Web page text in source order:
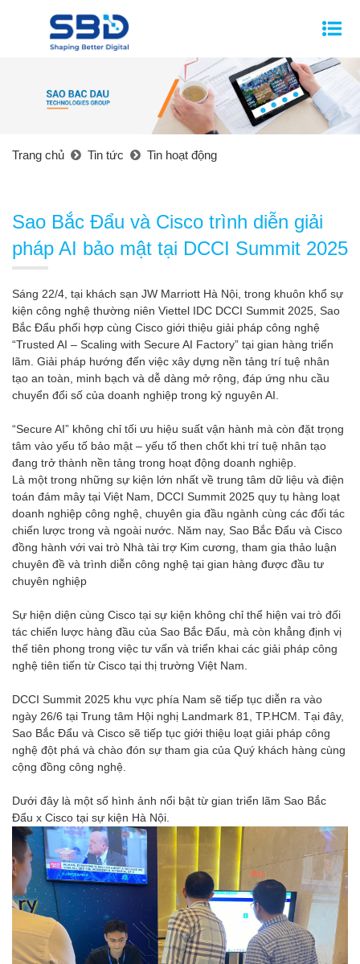
Trang chủ Tin tức Tin hoạt động
Sao Bắc Đẩu và Cisco trình diễn giải
pháp AI bảo mật tại DCCI Summit 2025
Sáng 22/4, tại khách sạn JW Marriott Hà Nội, trong khuôn khổ sự
kiện công nghệ thường niên Viettel IDC DCCI Summit 2025, Sao
Bắc Đẩu phối hợp cùng Cisco giới thiệu giải pháp công nghệ
“Trusted AI – Scaling with Secure AI Factory” tại gian hàng triển
lãm. Giải pháp hướng đến việc xây dựng nền tảng trí tuệ nhân
tạo an toàn, minh bạch và dễ dàng mở rộng, đáp ứng nhu cầu
chuyển đổi số của doanh nghiệp trong kỷ nguyên AI.
“Secure AI” không chỉ tối ưu hiệu suất vận hành mà còn đặt trọng
tâm vào yếu tố bảo mật – yếu tố then chốt khi trí tuệ nhân tạo
đang trở thành nền tảng trong hoạt động doanh nghiệp.
Là một trong những sự kiện lớn nhất về trung tâm dữ liệu và điện
toán đám mây tại Việt Nam, DCCI Summit 2025 quy tụ hàng loạt
doanh nghiệp công nghệ, chuyên gia đầu ngành cùng các đối tác
chiến lược trong và ngoài nước. Năm nay, Sao Bắc Đẩu và Cisco
đồng hành với vai trò Nhà tài trợ Kim cương, tham gia thảo luận
chuyên đề và trình diễn công nghệ tại gian hàng được đầu tư
chuyên nghiệp
Sự hiện diện cùng Cisco tại sự kiện không chỉ thể hiện vai trò đối
tác chiến lược hàng đầu của Sao Bắc Đẩu, mà còn khẳng định vị
thế tiên phong trong việc tư vấn và triển khai các giải pháp công
nghệ tiên tiến từ Cisco tại thị trường Việt Nam.
DCCI Summit 2025 khu vực phía Nam sẽ tiếp tục diễn ra vào
ngày 26/6 tại Trung tâm Hội nghị Landmark 81, TP.HCM. Tại đây,
Sao Bắc Đẩu và Cisco sẽ tiếp tục giới thiệu loạt giải pháp công
nghệ đột phá và chào đón sự tham gia của Quý khách hàng cùng
cộng đồng công nghệ.
Dưới đây là một số hình ảnh nổi bật từ gian triển lãm Sao Bắc
Đẩu x Cisco tại sự kiện Hà Nội.